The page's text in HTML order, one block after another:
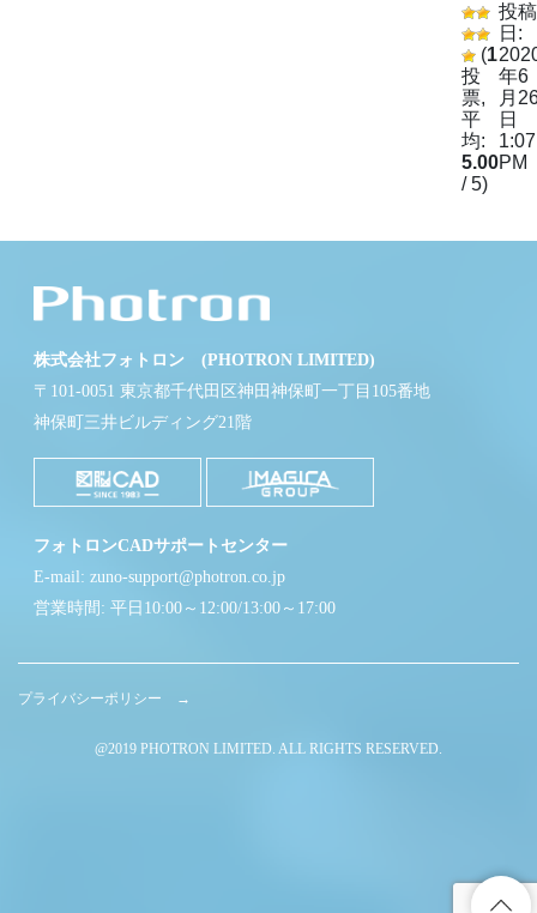
(1
投
票,
平
均:
5.00
/ 5)
投稿
日:
年6
月
日
1:07
PM
株式会社フォトロン (PHOTRON LIMITED)
〒101-0051 東京都千代田区神田神保町一丁目105番地
神保町三井ビルディング21階
フォトロンCADサポートセンター
E-mail: zuno-support@photron.co.jp
営業時間: 平日10:00～12:00/13:00～17:00
プライバシーポリシー →
@2019 PHOTRON LIMITED. ALL RIGHTS RESERVED.